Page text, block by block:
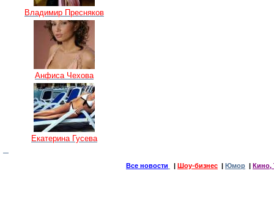
Владимир Пресняков
Анфиса Чехова
Екатерина Гусева
Все новости Шоу-бизнес Юмор Кино,